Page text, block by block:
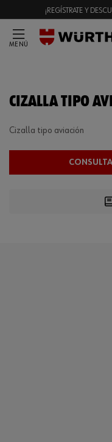
¡REGÍSTRATE Y
MENÚ
CIZALLA TIPO
Cizalla tipo aviación